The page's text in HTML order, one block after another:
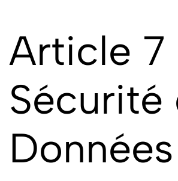
Article
Sécurité
Données